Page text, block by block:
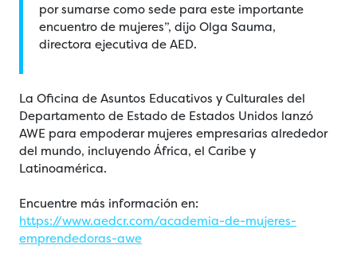
por sumarse como sede para este importante
encuentro de mujeres”, dijo Olga Sauma,
directora ejecutiva de AED.
La Oficina de Asuntos Educativos y Culturales del
Departamento de Estado de Estados Unidos lanzó
AWE para empoderar mujeres empresarias alrededor
del mundo, incluyendo África, el Caribe y
Latinoamérica.
Encuentre más información en:
https://www.aedcr.com/academia-de-mujeres-
emprendedoras-awe